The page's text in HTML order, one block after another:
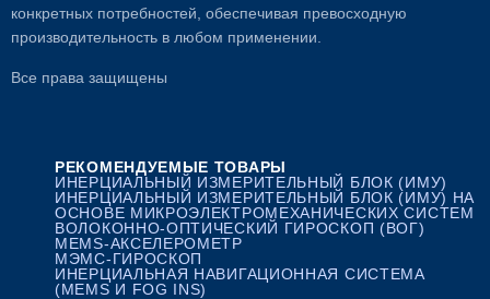
конкретных потребностей, обеспечивая превосходную
производительность в любом применении.
Все права защищены
РЕКОМЕНДУЕМЫЕ ТОВАРЫ
ИНЕРЦИАЛЬНЫЙ ИЗМЕРИТЕЛЬНЫЙ БЛОК (ИМУ)
ИНЕРЦИАЛЬНЫЙ ИЗМЕРИТЕЛЬНЫЙ БЛОК (ИМУ) НА
ОСНОВЕ МИКРОЭЛЕКТРОМЕХАНИЧЕСКИХ СИСТЕМ
ВОЛОКОННО-ОПТИЧЕСКИЙ ГИРОСКОП (ВОГ)
MEMS-АКСЕЛЕРОМЕТР
МЭМС-ГИРОСКОП
ИНЕРЦИАЛЬНАЯ НАВИГАЦИОННАЯ СИСТЕМА
(MEMS И FOG INS)